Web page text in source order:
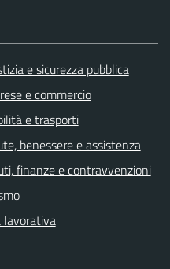
e sicurezza pubblica
e commercio
e trasporti
benessere e assistenza
finanze e contravvenzioni
lavorativa